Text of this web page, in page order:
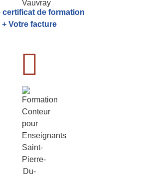
certificat de formation
+ Votre facture